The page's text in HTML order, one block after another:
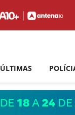
ÚLTIMAS